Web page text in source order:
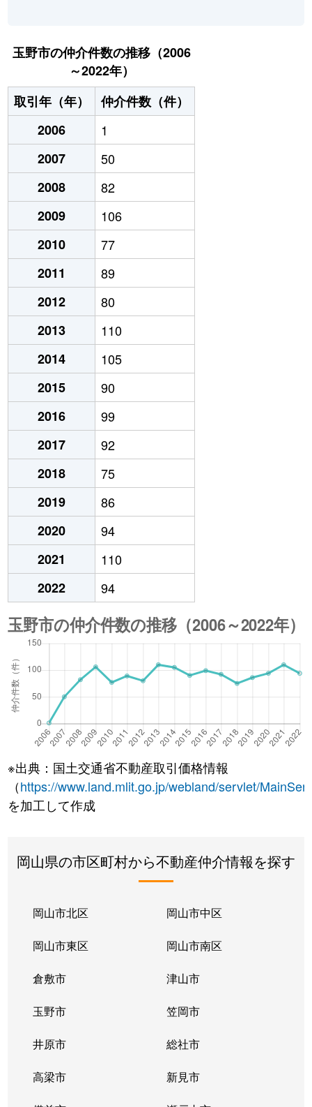
玉野市の仲介件数の推移（2006
～2022年）
取引年（年）
仲介件数（件）
2006
1
2007
50
2008
82
2009
106
2010
77
2011
89
2012
80
2013
110
2014
105
2015
90
2016
99
2017
92
2018
75
2019
86
2020
94
2021
110
2022
94
※出典：国土交通省不動産取引価格情報
（https://www.land.mlit.go.jp/webland/servlet/
を加工して作成
岡山県の市区町村から不動産仲介情報を探す
岡山市北区 岡山市中区
岡山市東区 岡山市南区
倉敷市 津山市
玉野市 笠岡市
井原市 総社市
高梁市 新見市